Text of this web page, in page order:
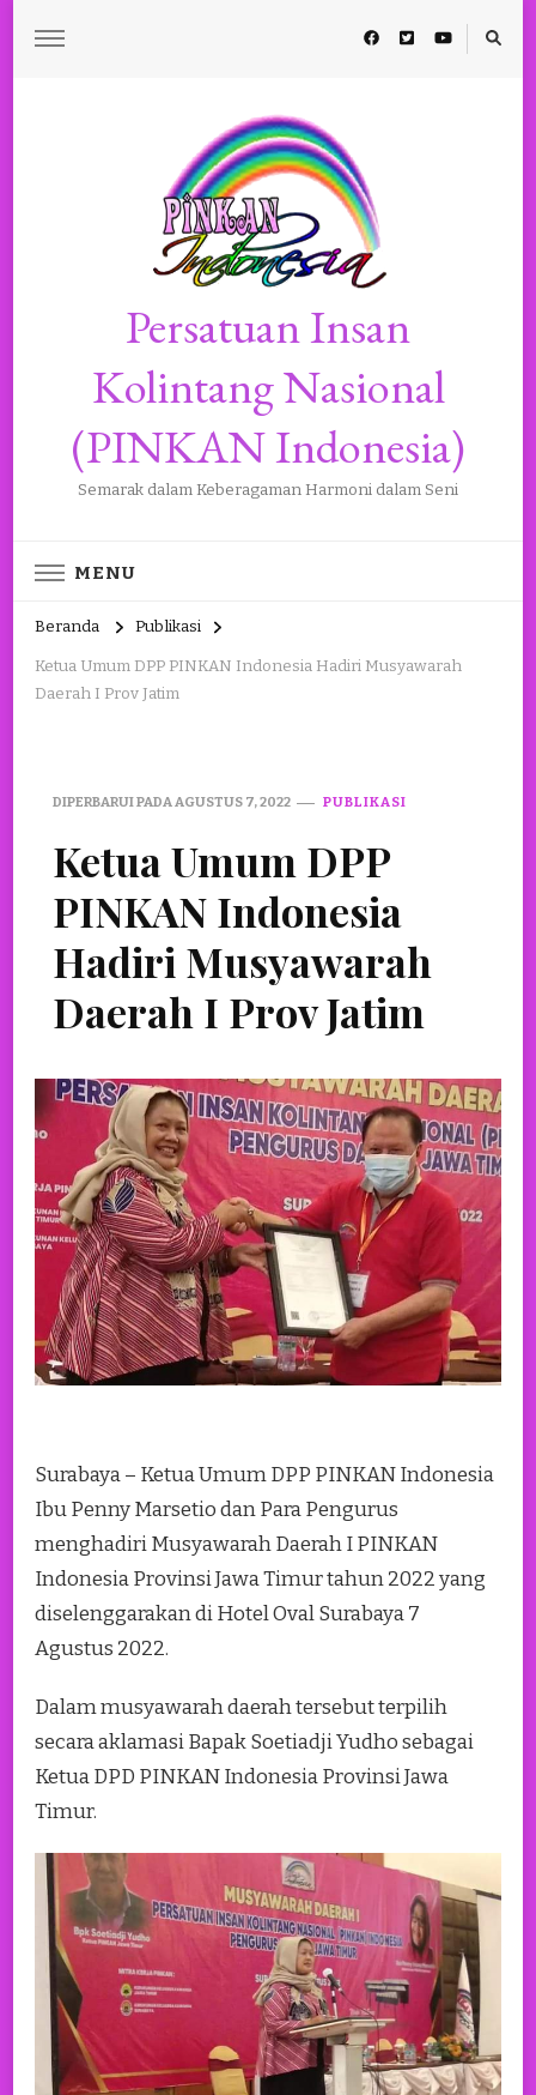
Persatuan Insan
Kolintang Nasional
(PINKAN Indonesia)
Semarak dalam Keberagaman Harmoni dalam Seni
MENU
Beranda Publikasi
Ketua Umum DPP PINKAN Indonesia Hadiri Musyawarah
Daerah I Prov Jatim
DIPERBARUI PADAAGUSTUS 7, 2022 PUBLIKASI
Ketua Umum DPP
PINKAN Indonesia
Hadiri Musyawarah
Daerah I Prov Jatim
Surabaya – Ketua Umum DPP PINKAN Indonesia
Ibu Penny Marsetio dan Para Pengurus
menghadiri Musyawarah Daerah I PINKAN
Indonesia Provinsi Jawa Timur tahun 2022 yang
diselenggarakan di Hotel Oval Surabaya 7
Agustus 2022.
Dalam musyawarah daerah tersebut terpilih
secara aklamasi Bapak Soetiadji Yudho sebagai
Ketua DPD PINKAN Indonesia Provinsi Jawa
Timur.